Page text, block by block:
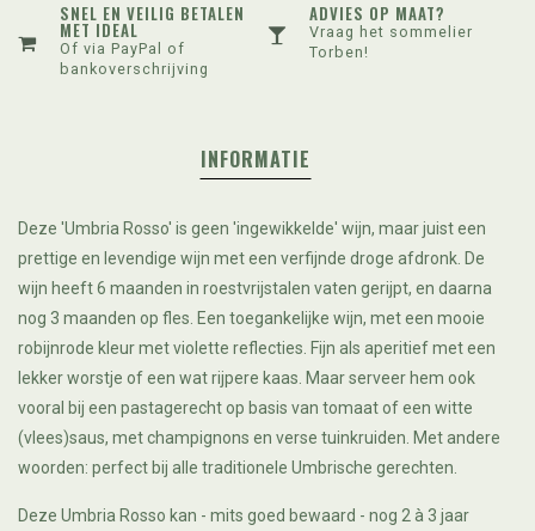
SNEL EN VEILIG BETALEN
MET IDEAL
Of via PayPal of
bankoverschrijving
ADVIES OP MAAT?
Vraag het sommelier
Torben!
INFORMATIE
Deze 'Umbria Rosso' is geen 'ingewikkelde' wijn, maar juist een
prettige en levendige wijn met een verfijnde droge afdronk. De
wijn heeft 6 maanden in roestvrijstalen vaten gerijpt, en daarna
nog 3 maanden op fles. Een toegankelijke wijn, met een mooie
robijnrode kleur met violette reflecties. Fijn als aperitief met een
lekker worstje of een wat rijpere kaas. Maar serveer hem ook
vooral bij een pastagerecht op basis van tomaat of een witte
(vlees)saus, met champignons en verse tuinkruiden. Met andere
woorden: perfect bij alle traditionele Umbrische gerechten.
Deze Umbria Rosso kan - mits goed bewaard - nog 2 à 3 jaar